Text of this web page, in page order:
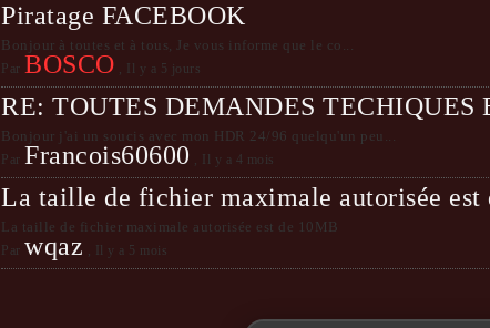
Piratage FACEBOOK
Bonjour à toutes et à tous, Je vous informe que le co...
Par BOSCO , Il y a 5 jours
RE: TOUTES DEMANDES
Bonjour j'ai un soucis avec mon HDR 24/96 quelqu'un peu...
Par Francois60600 , Il y a 4 mois
La taille de fichier maximale autorisée est
La taille de fichier maximale autorisée est de 10MB
Par wqaz , Il y a 5 mois